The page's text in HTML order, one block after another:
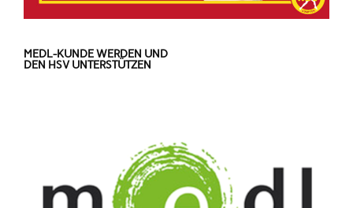
MEDL-KUNDE WERDEN UND
DEN HSV UNTERSTÜTZEN